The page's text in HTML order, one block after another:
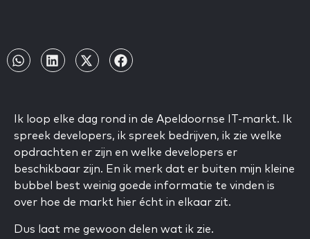
Ik loop elke dag rond in de Apeldoornse IT-markt. Ik
spreek developers, ik spreek bedrijven, ik zie welke
opdrachten er zijn en welke developers er
beschikbaar zijn. En ik merk dat er buiten mijn kleine
bubbel best weinig goede informatie te vinden is
over hoe de markt hier écht in elkaar zit.
Dus laat me gewoon delen wat ik zie.